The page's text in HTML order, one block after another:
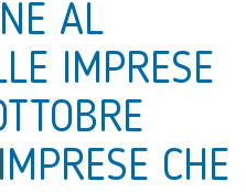
AL
IMPRESE
CHE